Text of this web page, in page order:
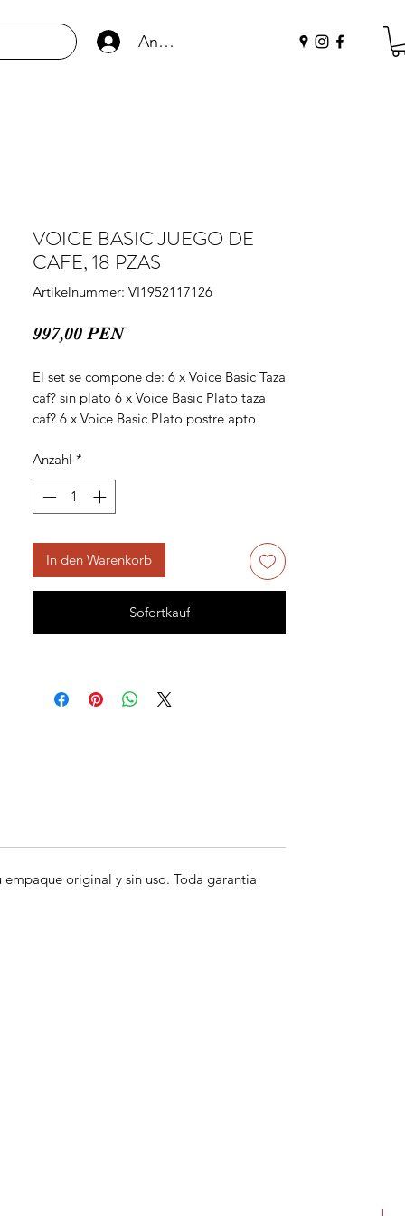
Anmelden
VOICE BASIC JUEGO DE
CAFE, 18 PZAS
Artikelnummer: VI1952117126
997,00 PENPreis
El set se compone de: 6 x Voice Basic Taza
caf? sin plato 6 x Voice Basic Plato taza
caf? 6 x Voice Basic Plato postre apto
Anzahl *
In den Warenkorb
Sofortkauf
original y sin uso. Toda garantia